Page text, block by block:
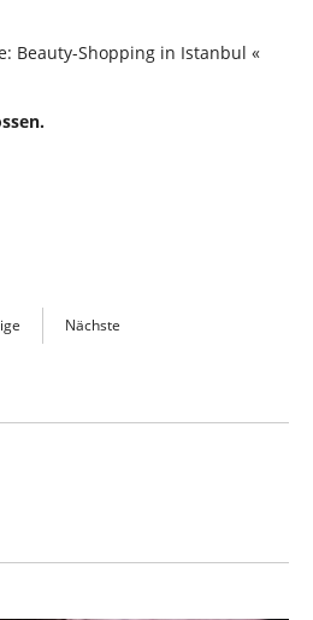
Beauty-Shopping in Istanbul «
Nächste